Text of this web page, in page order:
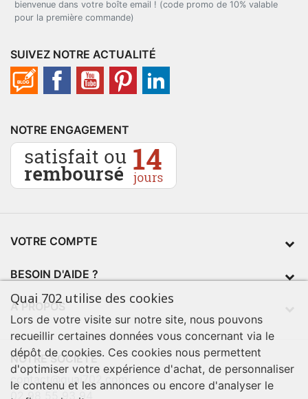
bienvenue dans votre boîte email ! (code promo de 10% valable
pour la première commande)
SUIVEZ NOTRE ACTUALITÉ
NOTRE ENGAGEMENT
VOTRE COMPTE
BESOIN D'AIDE ?
À PROPOS
NOTRE SOCIÉTÉ
contact@quai702.com
02 98 55 93 94
Quai 702 utilise des cookies
Lors de votre visite sur notre site, nous pouvons
recueillir certaines données vous concernant via le
dépôt de cookies. Ces cookies nous permettent
d'optimiser votre expérience d'achat, de personnaliser
le contenu et les annonces ou encore d'analyser le